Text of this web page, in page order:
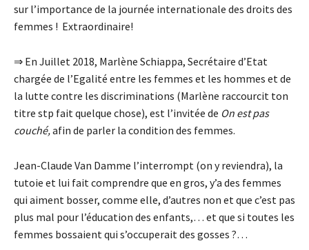
sur l’importance de la journée internationale des droits des
femmes ! Extraordinaire!
⇒ En Juillet 2018, Marlène Schiappa, Secrétaire d’Etat
chargée de l’Egalité entre les femmes et les hommes et de
la lutte contre les discriminations (Marlène raccourcit ton
titre stp fait quelque chose), est l’invitée de On est pas
couché,afin de parler la condition des femmes.
Jean-Claude Van Damme l’interrompt (on y reviendra), la
tutoie et lui fait comprendre que en gros, y’a des femmes
qui aiment bosser, comme elle, d’autres non et que c’est pas
plus mal pour l’éducation des enfants,… et que si toutes les
femmes bossaient qui s’occuperait des gosses ?…